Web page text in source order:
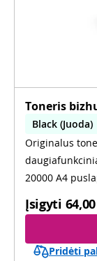
Toneris
Black (Juoda)
Originalus
20000 A4
Įsigyti
Pridėti